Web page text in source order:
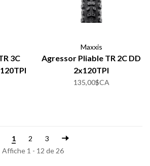
3C
Maxxis
Agressor Pliable TR 2C DD
2x120TPI
135,00$CA
1 2
3
Affiche 1 - 12 de 26